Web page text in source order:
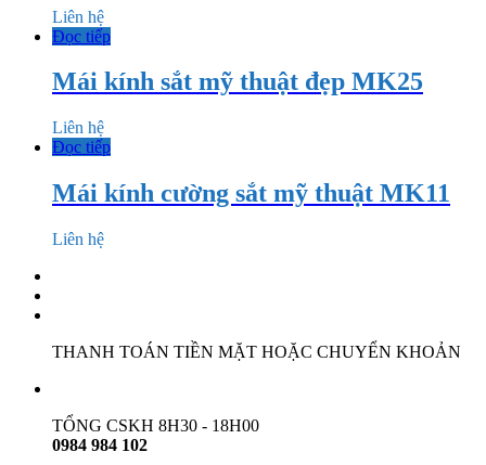
Liên hệ
Đọc tiếp
Mái kính sắt mỹ thuật đẹp MK25
Liên hệ
Đọc tiếp
Mái kính cường sắt mỹ thuật MK11
Liên hệ
THANH TOÁN TIỀN MẶT HOẶC CHUYỂN KHOẢN
TỔNG CSKH 8H30 - 18H00
0984 984 102